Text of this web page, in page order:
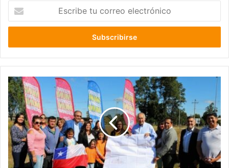
correo
Municipio
de
Osorno
inicio
construcción
nueva
escuela
rural